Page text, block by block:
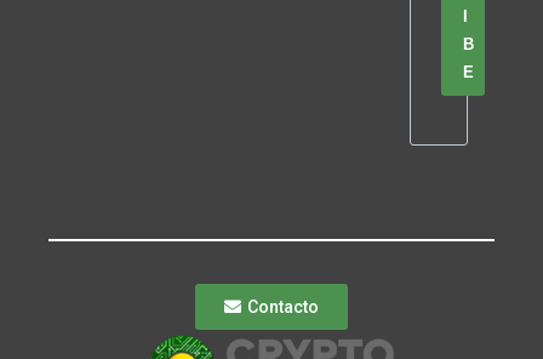
B
E
Contacto